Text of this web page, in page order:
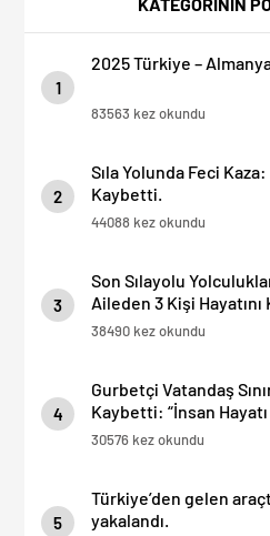
1
2025 Türkiye –
83563 kez okundu
2
Sıla Yolunda Feci
Kaybetti.
44088 kez okundu
3
Son Sılayolu
Aileden 3 Kişi
38490 kez okundu
4
Gurbetçi Vatandaş
Kaybetti: “İnsan
30576 kez okundu
5
Türkiye’den gelen
yakalandı.